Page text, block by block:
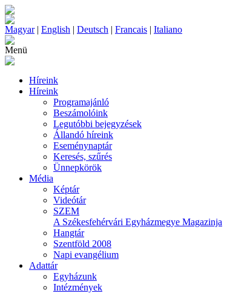
Magyar| English | Deutsch | Francais | Italiano
Menü
Híreink
Híreink
Programajánló
Beszámolóink
Legutóbbi bejegyzések
Állandó híreink
Eseménynaptár
Keresés, szűrés
Ünnepkörök
Média
Képtár
Videótár
SZEM
A Székesfehérvári Egyházmegye Magazinja
Hangtár
Szentföld 2008
Napi evangélium
Adattár
Egyházunk
Intézmények